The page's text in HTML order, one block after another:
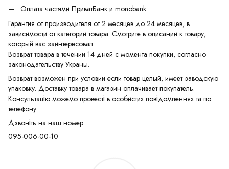
Оплата частями ПриватБанк и monobank
Гарантия от производителя от 2 месяцев до 24 месяцев, в
зависимости от категории товара. Смотрите в описании к товару,
который вас заинтересовал.
Возврат товара в течении 14 дней с момента покупки, согласно
законодательству Украны.
Возврат возможен при условии если товар целый, имеет заводскую
упаковку. Доставку товара в магазин оплачивает покупатель.
Консультацію можемо провесті в особистих повідомленнях та по
телефону.
Дзвоніть на наш номер:
095-006-00-10